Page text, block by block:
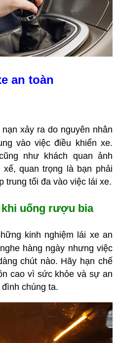
an toàn
xảy ra do nguyên nhân
vào việc điều khiển xe.
như khách quan ảnh
quan trọng là bạn phải
trung tối đa vào việc lái xe.
khi uống rượu bia
kinh nghiệm lái xe an
hàng ngày nhưng việc
chút nào. Hãy hạn chế
cao vì sức khỏe và sự an
chúng ta.